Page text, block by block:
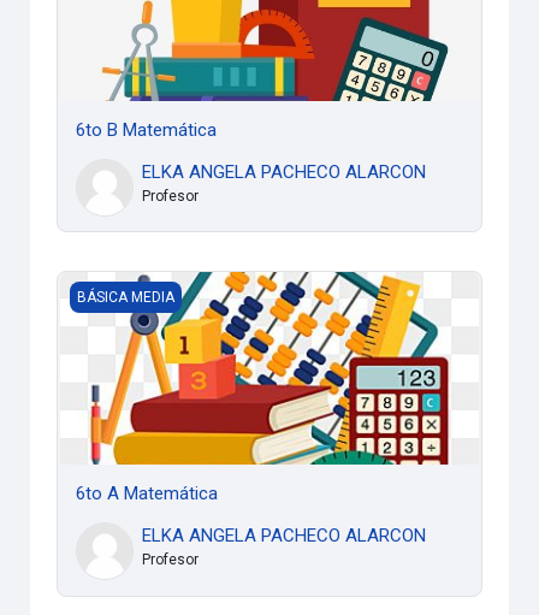
6to B Matemática
ELKA ANGELA PACHECO ALARCON
Profesor
6to A Matemática
BÁSICA MEDIA
6to A Matemática
ELKA ANGELA PACHECO ALARCON
Profesor